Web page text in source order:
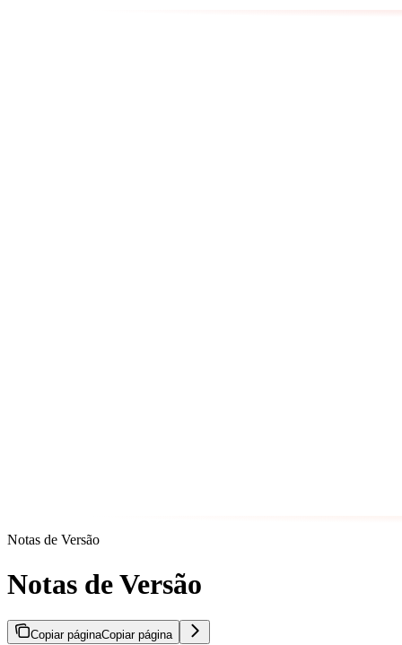
Notas de Versão
Notas de Versão
Copiar páginaCopiar página